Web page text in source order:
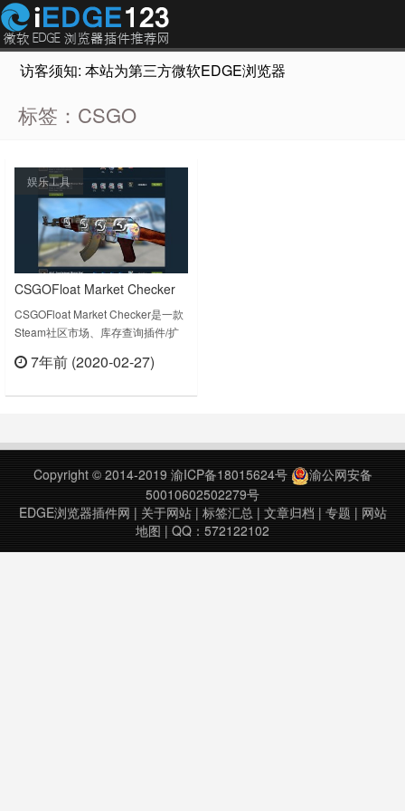
访客须知: 本站为第三方微软EDGE浏览器插件推荐网站，
标签：CSGO
娱乐工具
CSGOFloat Market Checker
Steam社区市场、库存查询插
件
CSGOFloat Market Checker是一款
Steam社区市场、库存查询插件/扩
肤/饰品列表所有信息，十分方便。
序，贴纸直接显示（并显示贴纸的刮
检视……
7年前 (2020-02-27)
Copyright © 2014-2019 渝ICP备18015624号
渝公网安备
50010602502279号
EDGE浏览器插件网 | 关于网站| 标签汇总| 文章归档 | 专题 | 网站
地图 | QQ：572122102